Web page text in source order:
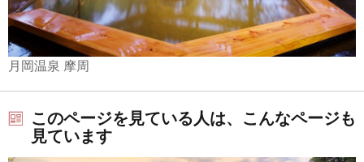
月岡温泉 摩周
このページを見ている人は、こんなページも
見ています